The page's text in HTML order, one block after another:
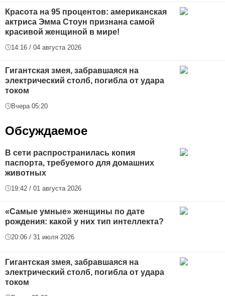
Красота на 95 процентов: американская
актриса Эмма Стоун признана самой
красивой женщиной в мире!
14:16 / 04 августа 2026
Гигантская змея, забравшаяся на
электрический столб, погибла от удара
током
Вчера 05:20
Обсуждаемое
В сети распространилась копия
паспорта, требуемого для домашних
животных
19:42 / 01 августа 2026
«Самые умные» женщины по дате
рождения: какой у них тип интеллекта?
20:06 / 31 июля 2026
Гигантская змея, забравшаяся на
электрический столб, погибла от удара
током